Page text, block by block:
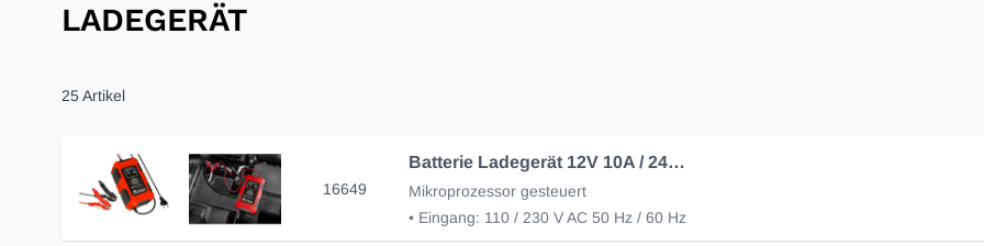
LADEGERÄT
25Artikel
16649
Batterie Ladegerät 12V 10A / 24V 5A
Mikroprozessor gesteuert
• Eingang: 110 / 230 V AC 50 Hz / 60 Hz